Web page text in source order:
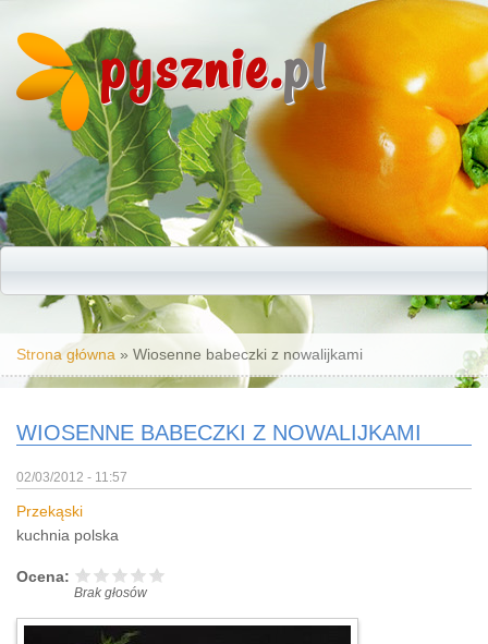
pysznie.pl
Jesteś tutaj
Strona główna » Wiosenne babeczki z nowalijkami
WIOSENNE BABECZKI Z NOWALIJKAMI
02/03/2012 - 11:57
Przekąski
kuchnia polska
Ocena:
Brak głosów